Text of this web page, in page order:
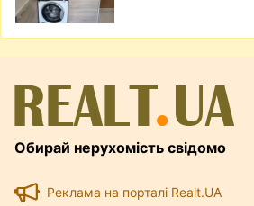
Обирай нерухомість свідомо
Реклама на порталі Realt.UA